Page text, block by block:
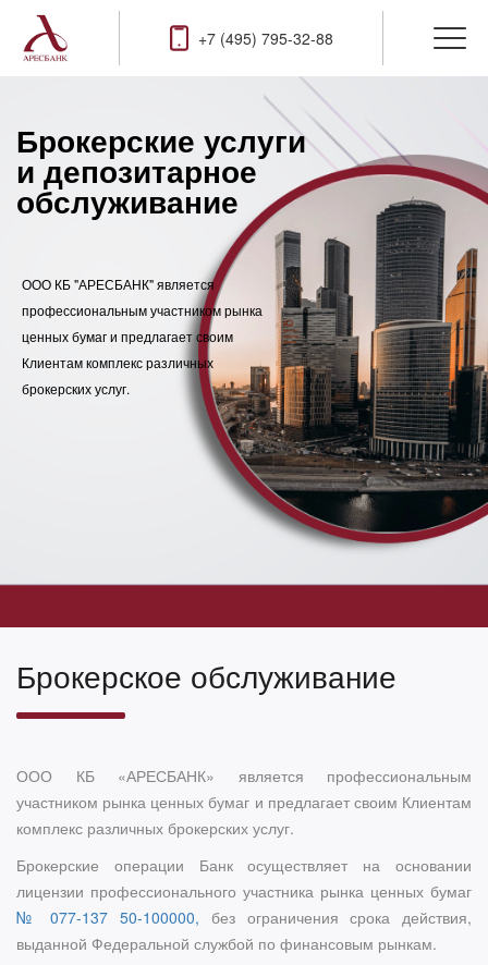
+7 (495) 795-32-88
Брокерские услуги
и депозитарное
обслуживание
ООО КБ "АРЕСБАНК" является
профессиональным участником рынка
ценных бумаг и предлагает своим
Клиентам комплекс различных
брокерских услуг.
Брокерское обслуживание
ООО КБ «АРЕСБАНК» является профессиональным
участником рынка ценных бумаг и предлагает своим Клиентам
комплекс различных брокерских услуг.
Брокерские операции Банк осуществляет на основании
лицензии профессионального участника рынка ценных бумаг
№ 077-137 50-100000, без ограничения срока действия,
выданной Федеральной службой по финансовым рынкам.